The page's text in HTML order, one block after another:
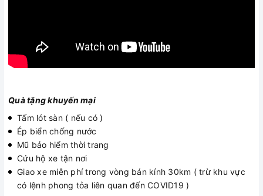
Quà tặng khuyến mại
Tấm lót sàn ( nếu có )
Ép biển chống nước
Mũ bảo hiểm thời trang
Cứu hộ xe tận nơi
Giao xe miễn phí trong vòng bán kính 30km ( trừ khu vực
có lệnh phong tỏa liên quan đến COVID19 )